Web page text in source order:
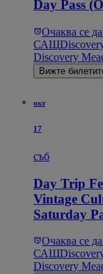
Day Pass
Очаква се
САЩ
Discovery
Вижте
окт
17
съб
Day Trip
Vintage
Saturday
Очаква се
САЩ
Discovery